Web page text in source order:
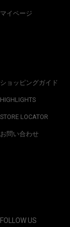
マイページ
ショッピングガイド
HIGHLIGHTS
STORE LOCATOR
お問い合わせ
FOLLOW US